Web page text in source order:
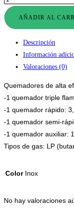
AÑADIR AL
Descripción
Información
Valoraciones (0)
Quemadores de alta
-1 quemador triple
-1 quemador rápido:
-1 quemador semi-
-1 quemador auxiliar:
Tipos de gas: LP
Color Inox
No hay valoraciones